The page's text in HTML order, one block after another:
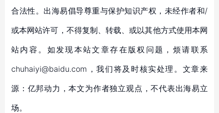
合法性。出海易倡导尊重与保护知识产权，未经作者和/
或本网站许可，不得复制、转载、或以其他方式使用本网
站内容。如发现本站文章存在版权问题，烦请联系
chuhaiyi@baidu.com，我们将及时核实处理。文章来
源：亿邦动力，本文为作者独立观点，不代表出海易立
场。